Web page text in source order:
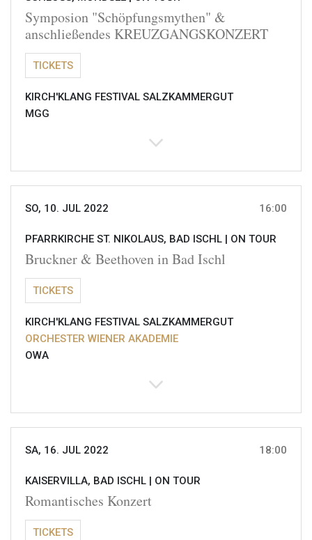
Symposion "Schöpfungsmythen" &
anschließendes KREUZGANGSKONZERT
TICKETS
KIRCH'KLANG FESTIVAL SALZKAMMERGUT
MGG
SO, 10. JUL 2022 16:00
PFARRKIRCHE ST. NIKOLAUS, BAD ISCHL | ON TOUR
Bruckner & Beethoven in Bad Ischl
TICKETS
KIRCH'KLANG FESTIVAL SALZKAMMERGUT
ORCHESTER WIENER AKADEMIE
OWA
SA, 16. JUL 2022 18:00
KAISERVILLA, BAD ISCHL | ON TOUR
Romantisches Konzert
TICKETS